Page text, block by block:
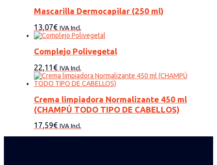
Mascarilla Dermocapilar (250 ml)
13,07€ IVA Incl.
Complejo Polivegetal
22,11€ IVA Incl.
Crema limpiadora Normalizante 450 ml
(CHAMPÚ TODO TIPO DE CABELLOS)
17,59€ IVA Incl.